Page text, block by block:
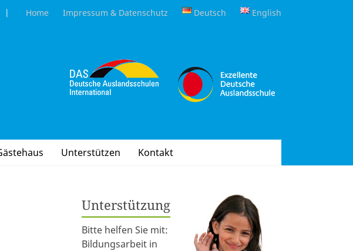
| Home Impressum & Datenschutz Deutsch English
Unterstützen Kontakt
Unterstützung
Bitte helfen Sie mit:
Bildungsarbeit in